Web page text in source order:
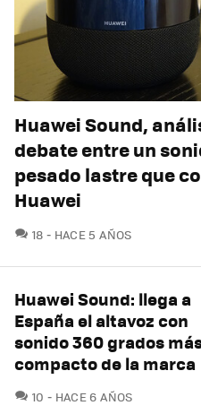
Huawei Sound,
debate entre un
pesado lastre que
Huawei
18 COMENTARIOS
HACE 5 AÑOS
Huawei Sound: llega a
España el altavoz con
sonido 360 grados
compacto de la marca
10 COMENTARIOS
HACE 6 AÑOS